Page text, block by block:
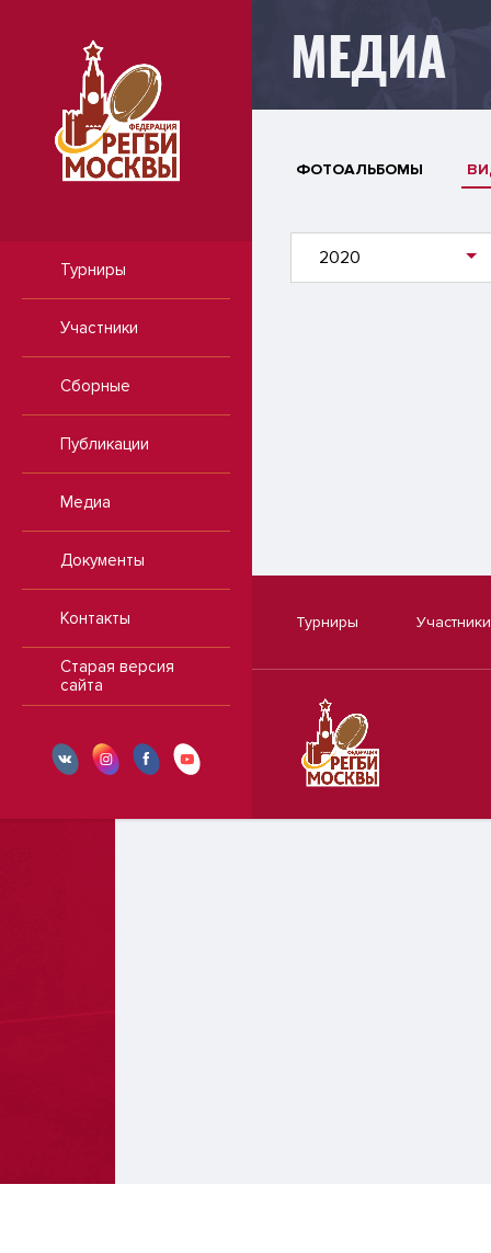
Турниры
Участники
Сборные
Публикации
Медиа
Документы
Контакты
Старая версия
сайта
МЕДИА
ФОТОАЛЬБОМЫ
2020
Турниры Участники